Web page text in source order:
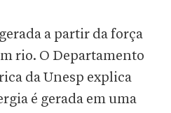
a partir da força
rio. O Departamento
da Unesp explica
é gerada em uma